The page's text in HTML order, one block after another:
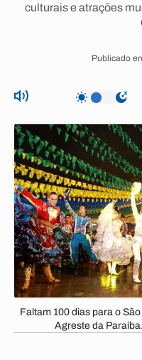
culturais e atrações
Publicado
Faltam 100 dias para o
Agreste da